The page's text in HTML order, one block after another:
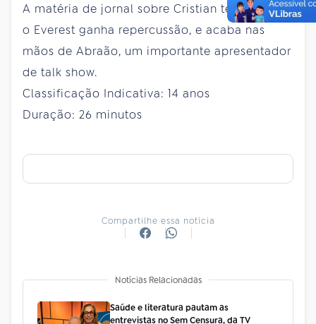
A matéria de jornal sobre Cristian ter escalado
o Everest ganha repercussão, e acaba nas
mãos de Abraão, um importante apresentador
de talk show.
Classificação Indicativa: 14 anos
Duração: 26 minutos
Compartilhe essa notícia
Notícias Relacionadas
Saúde e literatura pautam as
entrevistas no Sem Censura, da TV